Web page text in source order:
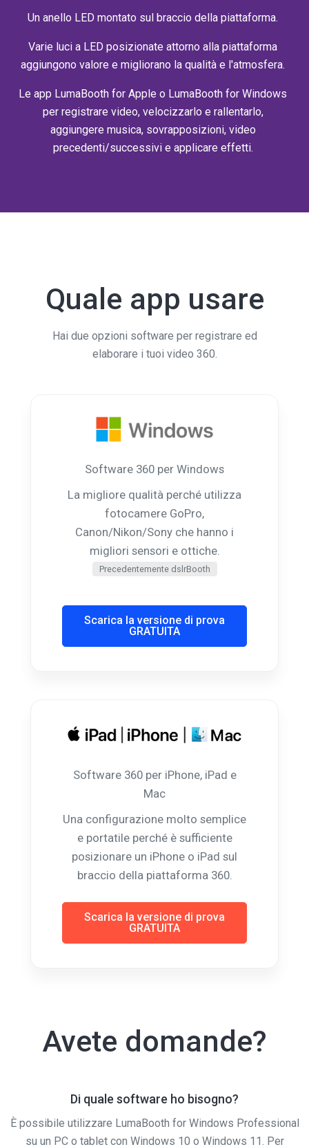
Un anello LED montato sul braccio della piattaforma.
Varie luci a LED posizionate attorno alla piattaforma
aggiungono valore e migliorano la qualità e l'atmosfera.
Le app LumaBooth for Apple o LumaBooth for Windows
per registrare video, velocizzarlo e rallentarlo,
aggiungere musica, sovrapposizioni, video
precedenti/successivi e applicare effetti.
Quale app usare
Hai due opzioni software per registrare ed
elaborare i tuoi video 360.
Software 360 ​​per Windows
La migliore qualità perché utilizza
fotocamere GoPro,
Canon/Nikon/Sony che hanno i
migliori sensori e ottiche.
Precedentemente dslrBooth
Scarica la versione di prova
GRATUITA
Software 360 per iPhone, iPad e
Mac
Una configurazione molto semplice
e portatile perché è sufficiente
posizionare un iPhone o iPad sul
braccio della piattaforma 360.
Scarica la versione di prova
GRATUITA
Avete domande?
Di quale software ho bisogno?
È possibile utilizzare LumaBooth for Windows Professional
su un PC o tablet con Windows 10 o Windows 11. Per